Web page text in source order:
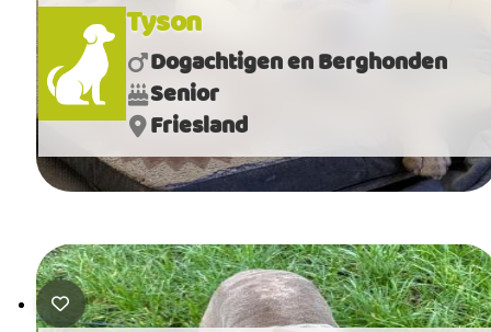
Tyson
Dogachtigen en Berghonden
Senior
Friesland